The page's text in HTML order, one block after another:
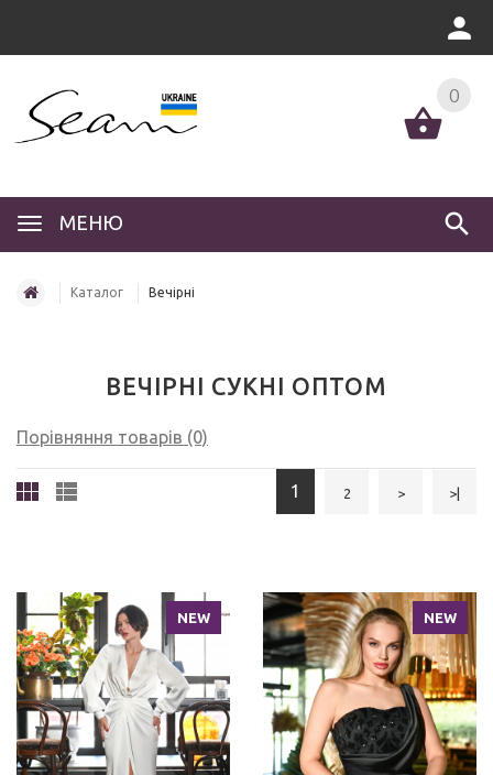
МЕНЮ
0
Каталог Вечірні
ВЕЧІРНІ СУКНІ ОПТОМ
Порівняння товарів (0)
1 2 > >|
NEW NEW